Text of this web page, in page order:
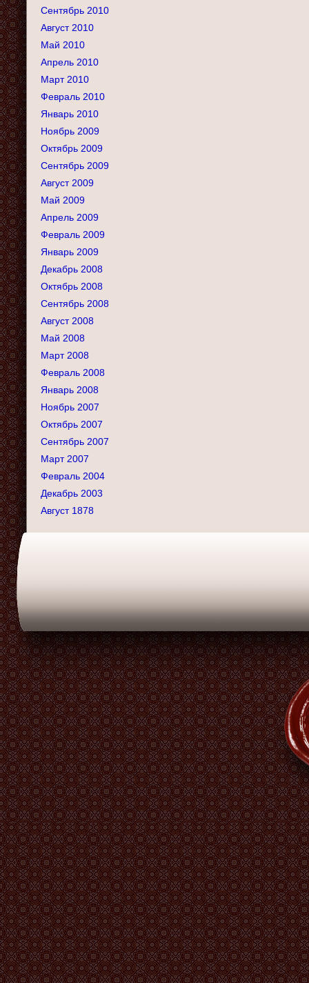
Сентябрь 2010
Август 2010
Май 2010
Апрель 2010
Март 2010
Февраль 2010
Январь 2010
Ноябрь 2009
Октябрь 2009
Сентябрь 2009
Август 2009
Май 2009
Апрель 2009
Февраль 2009
Январь 2009
Декабрь 2008
Октябрь 2008
Сентябрь 2008
Август 2008
Май 2008
Март 2008
Февраль 2008
Январь 2008
Ноябрь 2007
Октябрь 2007
Сентябрь 2007
Март 2007
Февраль 2004
Декабрь 2003
Август 1878